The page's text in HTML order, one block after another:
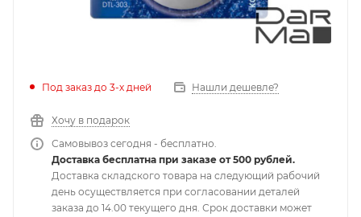
Под заказ до 3-х дней Нашли дешевле?
Хочу в подарок
Самовывоз сегодня - бесплатно.
Доставка бесплатна при заказе от 500 рублей.
Доставка складского товара на следующий рабочий
день осуществляется при согласовании деталей
заказа до 14.00 текущего дня. Срок доставки может